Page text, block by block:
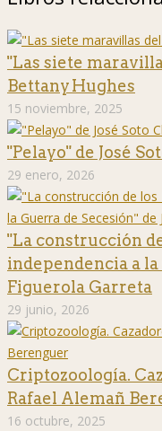
"Las siete
Bettany Hughes
15 noviembre, 2025
"Pelayo" de José
29 enero, 2026
"La construcción
independencia a
Figuerola Garreta
29 junio, 2026
Criptozoología.
Rafael Alemañ
16 octubre, 2025